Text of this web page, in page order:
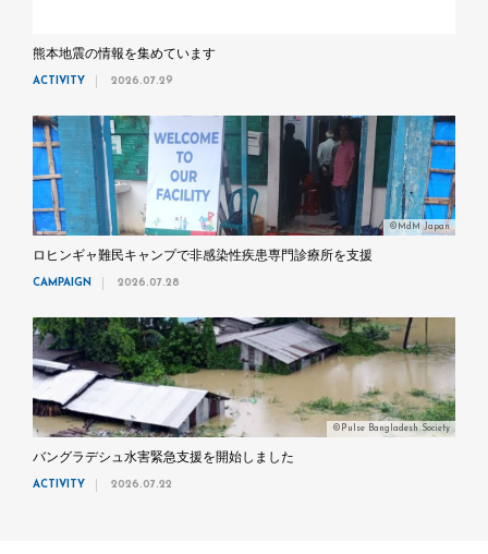
熊本地震の情報を集めています
ACTIVITY 2026.07.29
©MdM Japan
ロヒンギャ難民キャンプで非感染性疾患専門診療所を支援
CAMPAIGN 2026.07.28
©Pulse Bangladesh Society
バングラデシュ水害緊急支援を開始しました
ACTIVITY 2026.07.22